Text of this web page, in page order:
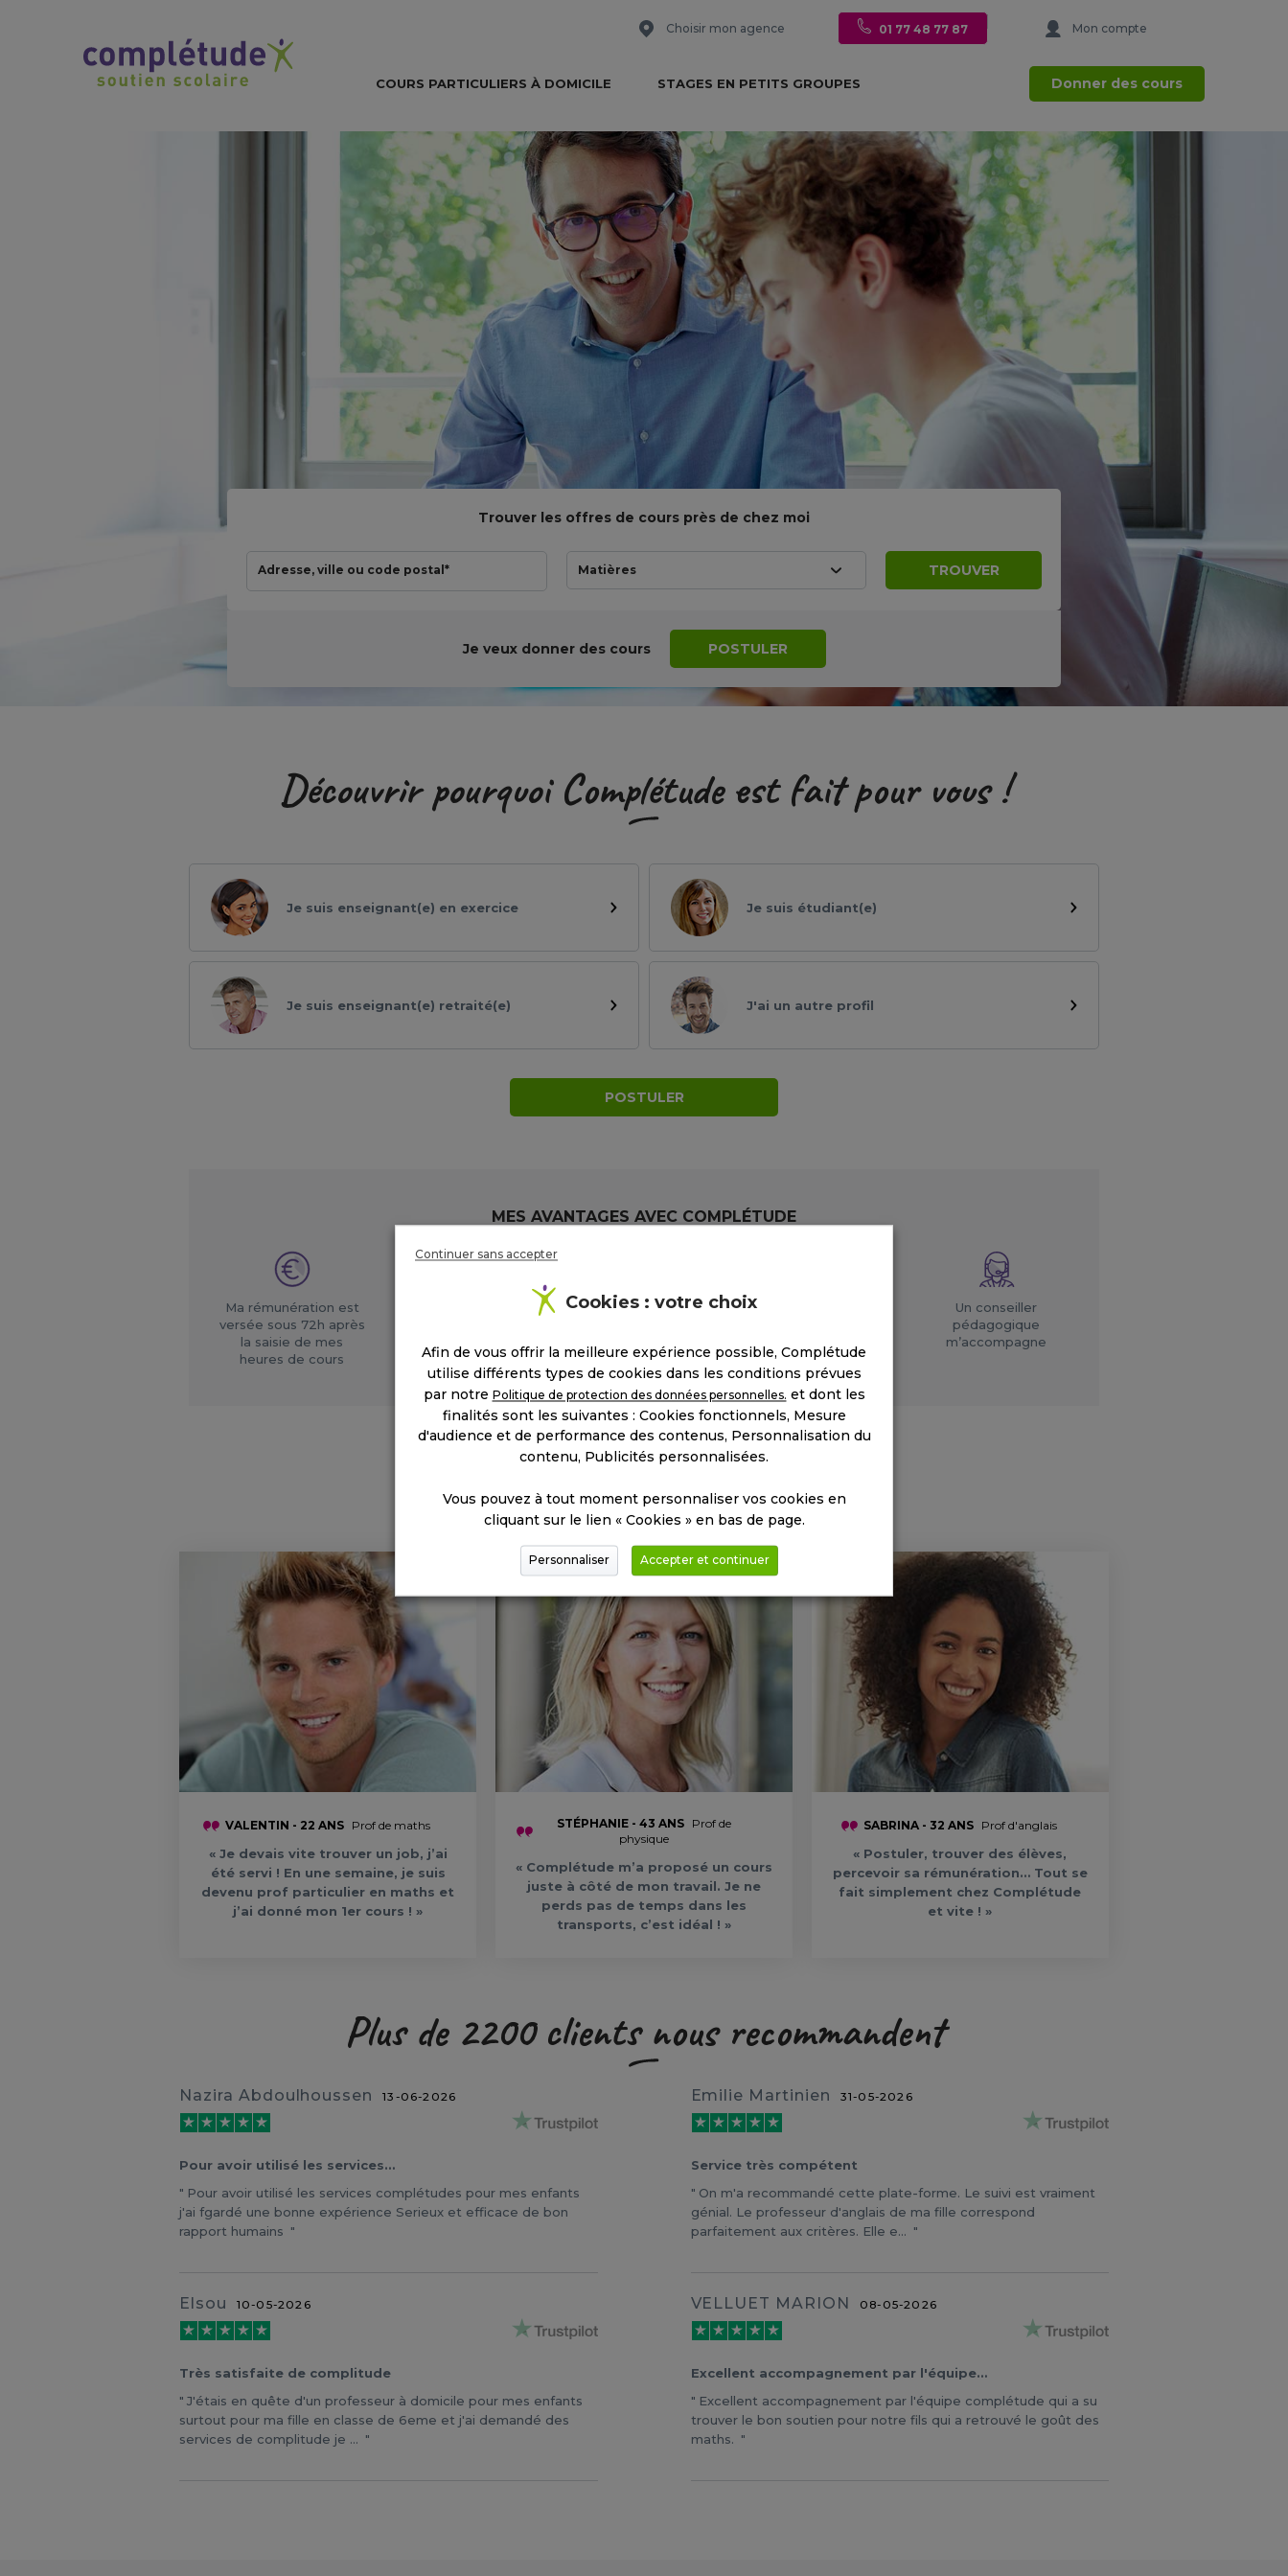
Choisir mon agence 01 77 48 77 87 Mon compte
COURS PARTICULIERS À DOMICILE STAGES EN PETITS GROUPES Donner des cours
Trouver les offres de cours près de chez moi
Adresse, ville ou code postal* Matières TROUVER
Je veux donner des cours POSTULER
Découvrir pourquoiComplétudeest fait pour vous !
Je suis enseignant(e) en exercice Je suis étudiant(e)
Je suis enseignant(e) retraité(e) J'ai un autre profil
POSTULER
MES AVANTAGES AVEC COMPLÉTUDE
Ma rémunération est
versée sous 72h après
la saisie de mes
heures de cours
Je choisis les cours qui
Je reçois des offres
Un conseiller
pédagogique
m’accompagne
Ils ont trouvé le job idéal
VALENTIN - 22 ANS Prof de maths
« Je devais vite trouver un job, j’ai
été servi ! En une semaine, je suis
devenu prof particulier en maths et
j’ai donné mon 1er cours ! »
STÉPHANIE - 43 ANS
Prof de
physique
« Complétude m’a proposé un cours
juste à côté de mon travail. Je ne
perds pas de temps dans les
transports, c’est idéal ! »
SABRINA - 32 ANS Prof d'anglais
« Postuler, trouver des élèves,
percevoir sa rémunération… Tout se
fait simplement chez Complétude
et vite ! »
Plus de 2200 clients nous recommandent
Nazira Abdoulhoussen 13-06-2026
Pour avoir utilisé les services…
Pour avoir utilisé les services complétudes pour mes enfants
j'ai fgardé une bonne expérience Serieux et efficace de bon
rapport humains
Emilie Martinien 31-05-2026
Service très compétent
On m'a recommandé cette plate-forme. Le suivi est vraiment
génial. Le professeur d'anglais de ma fille correspond
parfaitement aux critères. Elle e...
Elsou 10-05-2026
Très satisfaite de complitude
J'étais en quête d'un professeur à domicile pour mes enfants
surtout pour ma fille en classe de 6eme et j'ai demandé des
services de complitude je ...
VELLUET MARION 08-05-2026
Excellent accompagnement par l'équipe…
Excellent accompagnement par l'équipe complétude qui a su
trouver le bon soutien pour notre fils qui a retrouvé le goût des
maths.
Continuer sans accepter
Cookies : votre choix
Afin de vous offrir la meilleure expérience possible, Complétude
utilise différents types de cookies dans les conditions prévues
par notre Politique de protection des données personnelles. et dont les
finalités sont les suivantes : Cookies fonctionnels, Mesure
d'audience et de performance des contenus, Personnalisation du
contenu, Publicités personnalisées.
Vous pouvez à tout moment personnaliser vos cookies en
cliquant sur le lien « Cookies » en bas de page.
Personnaliser Accepter et continuer